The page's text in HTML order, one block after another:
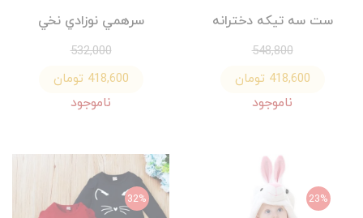
ست سه تيكه دخترانه
548,800
418,600 تومان
ناموجود
سرهمي نوزادي نخي
532,000
418,600 تومان
ناموجود
23%
32%